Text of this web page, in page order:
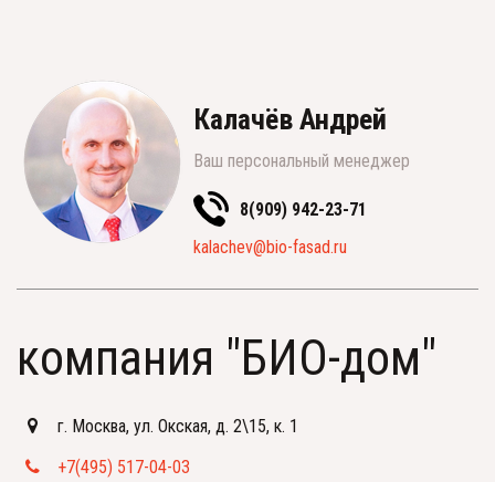
Калачёв Андрей
Ваш персональный менеджер
8(909) 942-23-71
kalachev@bio-fasad.ru
компания "БИО-дом"
г. Москва, ул. Окская, д. 2\15, к. 1
+7(495) 517-04-03